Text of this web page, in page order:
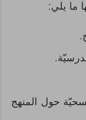
ما يلي:
حول المنهج